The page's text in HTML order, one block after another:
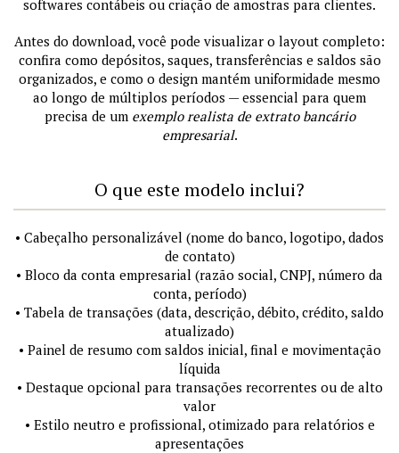
softwares contábeis ou criação de amostras para clientes.
Antes do download, você pode visualizar o layout completo:
confira como depósitos, saques, transferências e saldos são
organizados, e como o design mantém uniformidade mesmo
ao longo de múltiplos períodos — essencial para quem
precisa de um exemplo realista de extrato bancário
empresarial.
O que este modelo inclui?
• Cabeçalho personalizável (nome do banco, logotipo, dados
de contato)
• Bloco da conta empresarial (razão social, CNPJ, número da
conta, período)
• Tabela de transações (data, descrição, débito, crédito, saldo
atualizado)
• Painel de resumo com saldos inicial, final e movimentação
líquida
• Destaque opcional para transações recorrentes ou de alto
valor
• Estilo neutro e profissional, otimizado para relatórios e
apresentações